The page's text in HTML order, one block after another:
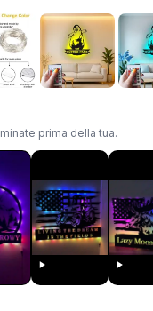
prima della tua.